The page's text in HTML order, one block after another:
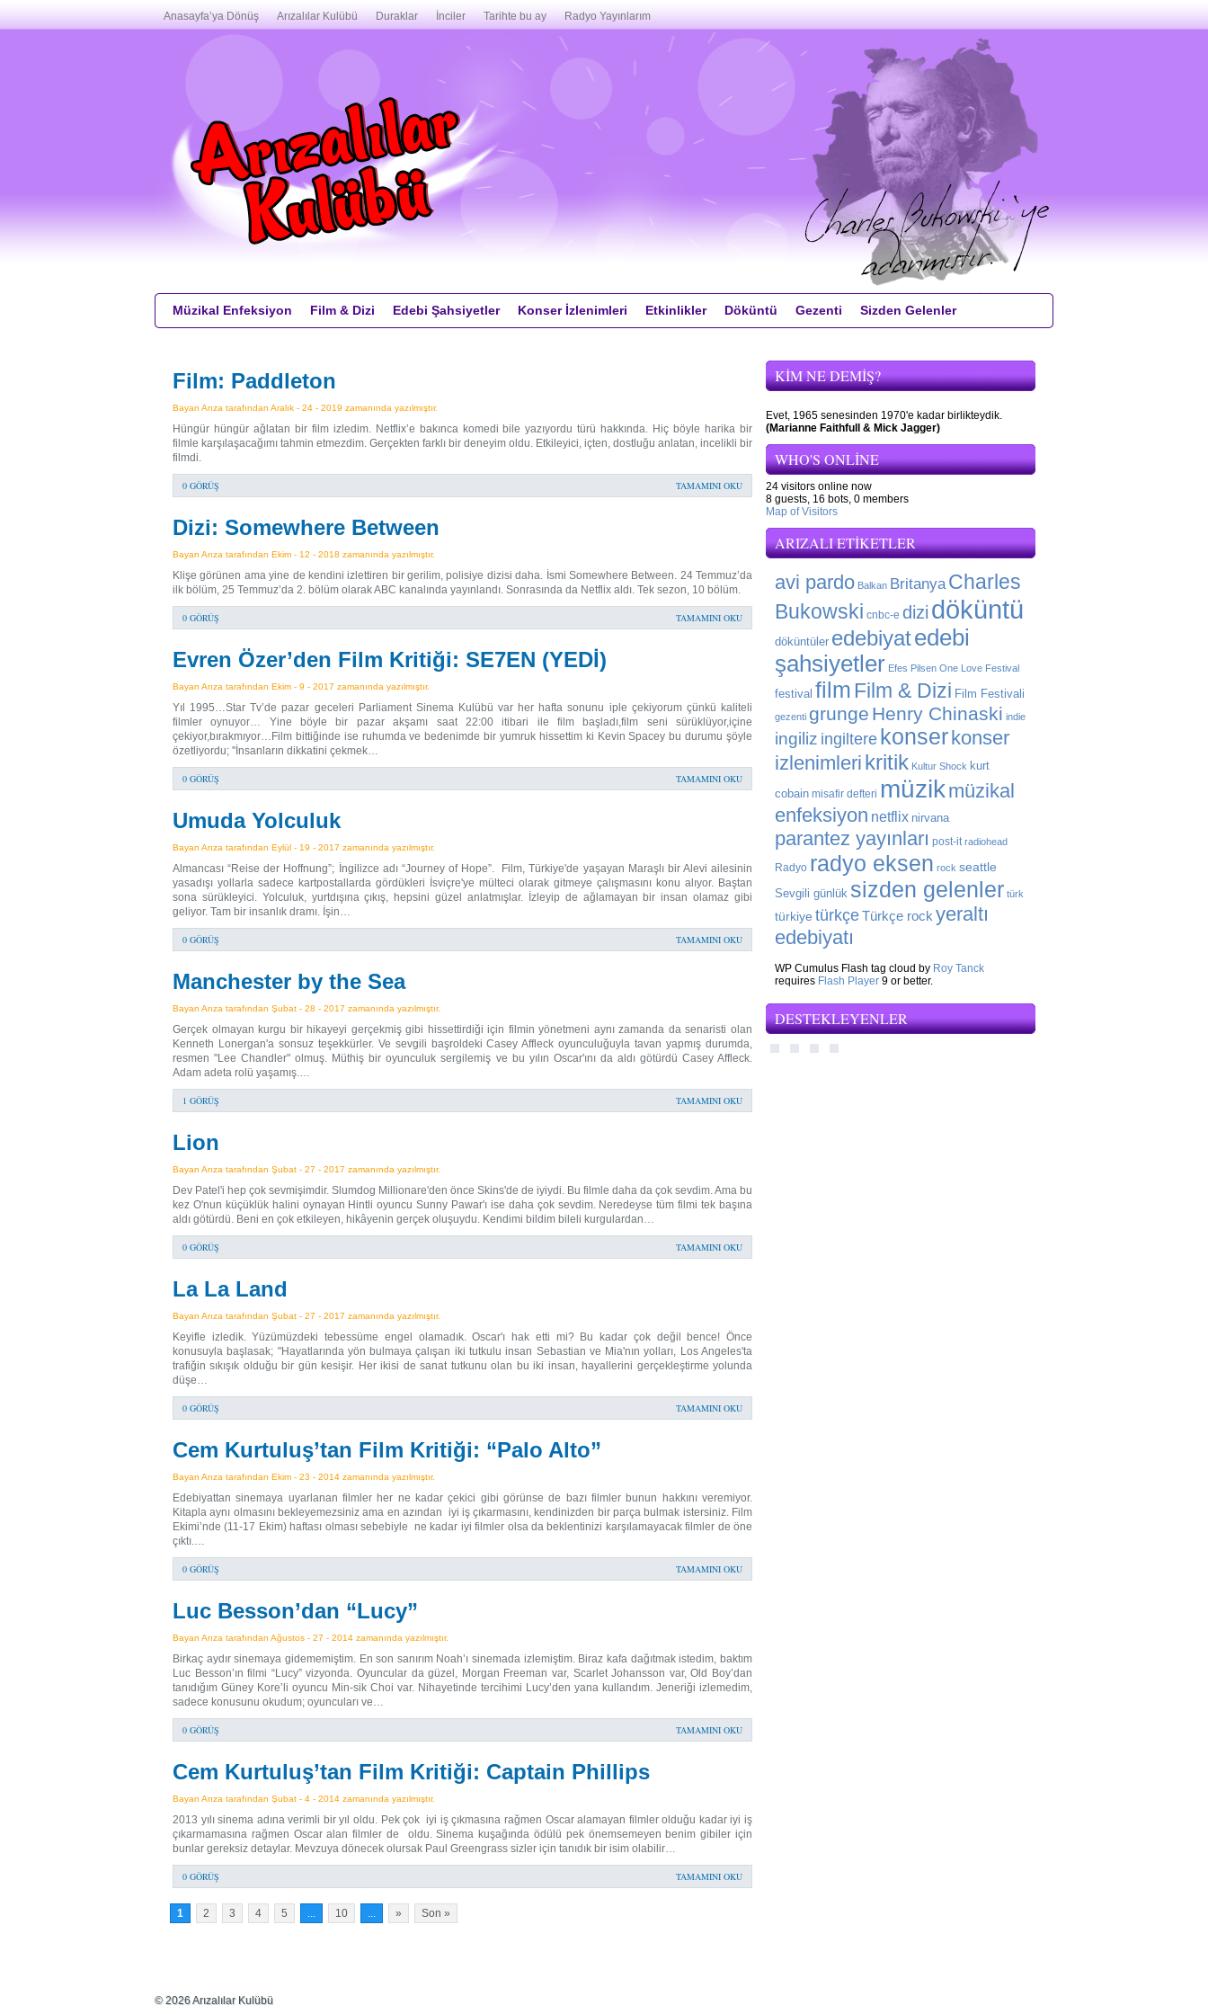
Anasayfa’ya Dönüş Arızalılar Kulübü Duraklar İnciler Tarihte bu ay Radyo Yayınlarım
Müzikal Enfeksiyon Film & Dizi Edebi Şahsiyetler Konser İzlenimleri Etkinlikler Döküntü Gezenti Sizden Gelenler
Film: Paddleton
Bayan Arıza tarafından Aralık - 24 - 2019 zamanında yazılmıştır.
Hüngür hüngür ağlatan bir film izledim. Netflix’e bakınca komedi bile yazıyordu türü hakkında. Hiç böyle harika bir
filmle karşılaşacağımı tahmin etmezdim. Gerçekten farklı bir deneyim oldu. Etkileyici, içten, dostluğu anlatan, incelikli bir
filmdi.
0 GÖRÜŞ TAMAMINI OKU
Dizi: Somewhere Between
Bayan Arıza tarafından Ekim - 12 - 2018 zamanında yazılmıştır.
Klişe görünen ama yine de kendini izlettiren bir gerilim, polisiye dizisi daha. İsmi Somewhere Between. 24 Temmuz’da
ilk bölüm, 25 Temmuz’da 2. bölüm olarak ABC kanalında yayınlandı. Sonrasında da Netflix aldı. Tek sezon, 10 bölüm.
0 GÖRÜŞ TAMAMINI OKU
Evren Özer’den Film Kritiği: SE7EN (YEDİ)
Bayan Arıza tarafından Ekim - 9 - 2017 zamanında yazılmıştır.
Yıl 1995…Star Tv’de pazar geceleri Parliament Sinema Kulübü var her hafta sonunu iple çekiyorum çünkü kaliteli
filmler oynuyor… Yine böyle bir pazar akşamı saat 22:00 itibari ile film başladı,film seni sürüklüyor,içine
çekiyor,bırakmıyor…Film bittiğinde ise ruhumda ve bedenimde bir yumruk hissettim ki Kevin Spacey bu durumu şöyle
özetliyordu; ''İnsanların dikkatini çekmek…
0 GÖRÜŞ TAMAMINI OKU
Umuda Yolculuk
Bayan Arıza tarafından Eylül - 19 - 2017 zamanında yazılmıştır.
Almancası “Reise der Hoffnung”; İngilizce adı “Journey of Hope”. Film, Türkiye'de yaşayan Maraşlı bir Alevi ailesinin
yasadışı yollarla sadece kartpostallarda gördükleri İsviçre'ye mülteci olarak gitmeye çalışmasını konu alıyor. Baştan
sona sürükleyici. Yolculuk, yurtdışına çıkış, hepsini güzel anlatmışlar. İzleyip de ağlamayan bir insan olamaz gibi
geliyor. Tam bir insanlık dramı. İşin…
0 GÖRÜŞ TAMAMINI OKU
Manchester by the Sea
Bayan Arıza tarafından Şubat - 28 - 2017 zamanında yazılmıştır.
Gerçek olmayan kurgu bir hikayeyi gerçekmiş gibi hissettirdiği için filmin yönetmeni aynı zamanda da senaristi olan
Kenneth Lonergan'a sonsuz teşekkürler. Ve sevgili başroldeki Casey Affleck oyunculuğuyla tavan yapmış durumda,
resmen "Lee Chandler" olmuş. Müthiş bir oyunculuk sergilemiş ve bu yılın Oscar'ını da aldı götürdü Casey Affleck.
Adam adeta rolü yaşamış.…
1 GÖRÜŞ TAMAMINI OKU
Lion
Bayan Arıza tarafından Şubat - 27 - 2017 zamanında yazılmıştır.
Dev Patel'i hep çok sevmişimdir. Slumdog Millionare'den önce Skins'de de iyiydi. Bu filmle daha da çok sevdim. Ama bu
kez O'nun küçüklük halini oynayan Hintli oyuncu Sunny Pawar'ı ise daha çok sevdim. Neredeyse tüm filmi tek başına
aldı götürdü. Beni en çok etkileyen, hikâyenin gerçek oluşuydu. Kendimi bildim bileli kurgulardan…
0 GÖRÜŞ TAMAMINI OKU
La La Land
Bayan Arıza tarafından Şubat - 27 - 2017 zamanında yazılmıştır.
Keyifle izledik. Yüzümüzdeki tebessüme engel olamadık. Oscar'ı hak etti mi? Bu kadar çok değil bence! Önce
konusuyla başlasak; "Hayatlarında yön bulmaya çalışan iki tutkulu insan Sebastian ve Mia'nın yolları, Los Angeles'ta
trafiğin sıkışık olduğu bir gün kesişir. Her ikisi de sanat tutkunu olan bu iki insan, hayallerini gerçekleştirme yolunda
düşe…
0 GÖRÜŞ TAMAMINI OKU
Cem Kurtuluş’tan Film Kritiği: “Palo Alto”
Bayan Arıza tarafından Ekim - 23 - 2014 zamanında yazılmıştır.
Edebiyattan sinemaya uyarlanan filmler her ne kadar çekici gibi görünse de bazı filmler bunun hakkını veremiyor.
Kitapla aynı olmasını bekleyemezsiniz ama en azından iyi iş çıkarmasını, kendinizden bir parça bulmak istersiniz. Film
Ekimi’nde (11-17 Ekim) haftası olması sebebiyle ne kadar iyi filmler olsa da beklentinizi karşılamayacak filmler de öne
çıktı.…
0 GÖRÜŞ TAMAMINI OKU
Luc Besson’dan “Lucy”
Bayan Arıza tarafından Ağustos - 27 - 2014 zamanında yazılmıştır.
Birkaç aydır sinemaya gidememiştim. En son sanırım Noah’ı sinemada izlemiştim. Biraz kafa dağıtmak istedim, baktım
Luc Besson’ın filmi “Lucy” vizyonda. Oyuncular da güzel, Morgan Freeman var, Scarlet Johansson var, Old Boy’dan
tanıdığım Güney Kore’li oyuncu Min-sik Choi var. Nihayetinde tercihimi Lucy’den yana kullandım. Jeneriği izlemedim,
sadece konusunu okudum; oyuncuları ve…
0 GÖRÜŞ TAMAMINI OKU
Cem Kurtuluş’tan Film Kritiği: Captain Phillips
Bayan Arıza tarafından Şubat - 4 - 2014 zamanında yazılmıştır.
2013 yılı sinema adına verimli bir yıl oldu. Pek çok iyi iş çıkmasına rağmen Oscar alamayan filmler olduğu kadar iyi iş
çıkarmamasına rağmen Oscar alan filmler de oldu. Sinema kuşağında ödülü pek önemsemeyen benim gibiler için
bunlar gereksiz detaylar. Mevzuya dönecek olursak Paul Greengrass sizler için tanıdık bir isim olabilir…
0 GÖRÜŞ TAMAMINI OKU
1 2 3 4 5 ... 10 ... » Son »
KIM NE DEMIŞ?
Evet, 1965 senesinden 1970'e kadar birlikteydik.
(Marianne Faithfull & Mick Jagger)
WHO'S ONLINE
24 visitors online now
8 guests, 16 bots, 0 members
Map of Visitors
ARIZALI ETIKETLER
avi pardo Balkan Britanya Charles
Bukowski cnbc-e dizi döküntü
döküntüler edebiyatedebi
şahsiyetler Efes Pilsen One Love Festival
festival film Film & Dizi Film Festivali
gezenti grunge Henry Chinaski indie
ingiliz ingiltere konserkonser
izlenimleri kritik Kultur Shock kurt
cobain misafir defteri müzikmüzikal
enfeksiyon netflix nirvana
parantez yayınları post-it radiohead
Radyo radyo eksen rock seattle
Sevgili günlük sizden gelenler türk
türkiye türkçeTürkçe rock yeraltı
edebiyatı
WP Cumulus Flash tag cloud by Roy Tanck
requires Flash Player 9 or better.
DESTEKLEYENLER
© 2026 Arızalılar Kulübü